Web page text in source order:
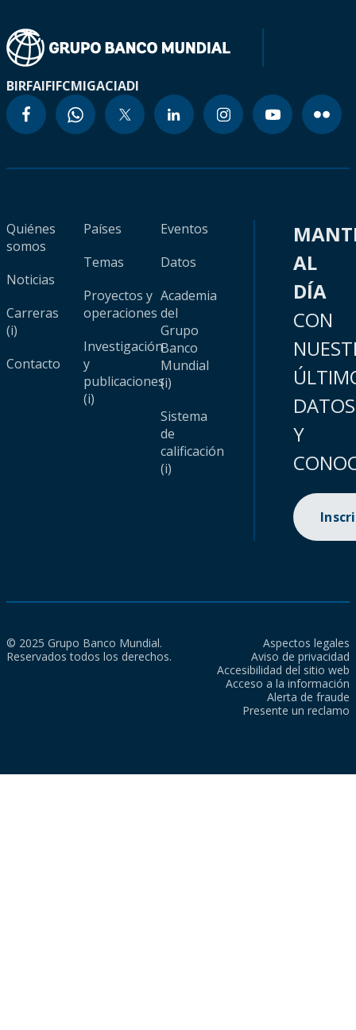
BIRFAIFIFCMIGACIADI
Quiénes
somos
Noticias
Carreras
(i)
Contacto
Países
Temas
Proyectos y
operaciones
Investigación
y
publicaciones
(i)
Eventos
Datos
Academia
del
Grupo
Banco
Mundial
(i)
Sistema
de
calificación
(i)
AL
DÍA
CON
DATOS
Y
© 2025 Grupo Banco Mundial.
Reservados todos los derechos.
Aspectos legales
Aviso de privacidad
Accesibilidad del sitio web
Acceso a la información
Alerta de fraude
Presente un reclamo